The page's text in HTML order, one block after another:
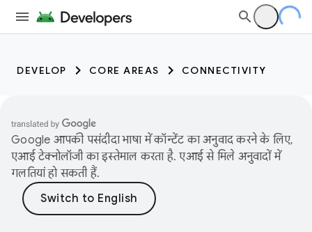
DEVELOP CORE AREAS CONNECTIVITY
Google आपकी पसंदीदा भाषा में कॉन्टेंट का अनुवाद करने के लिए,
एआई टेक्नोलॉजी का इस्तेमाल करता है. एआई से मिले अनुवादों में
गलतियां हो सकती हैं.